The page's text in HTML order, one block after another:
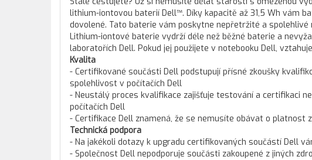
lithium-iontovou baterií Dell™. Díky kapacitě až 31,5 Wh vám
dovolené. Tato baterie vám poskytne nepřetržité a
Lithium-iontové baterie vydrží déle než běžné baterie a
laboratořích Dell. Pokud jej použijete v notebooku Dell,
Kvalita
- Certifikované součásti Dell podstupují přísné zkoušky
spolehlivost v počítačích Dell
- Neustálý proces kvalifikace zajišťuje testování a certifikaci
počítačích Dell
- Certifikace Dell znamená, že se nemusíte obávat o platnost
Technická podpora
- Na jakékoli dotazy k upgradu certifikovaných součástí Dell
- Společnost Dell nepodporuje součásti zakoupené z jiných